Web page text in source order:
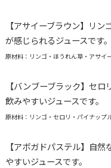
【アサイーブラウン】リ
が感じられるジュースです。
原材料：リンゴ・ほうれん草・アサイ
【バンブーブラック】セロ
飲みやすいジュースです。
原材料：リンゴ・セロリ・パイナップ
【アボガドパステル】自
やすいジュースです。